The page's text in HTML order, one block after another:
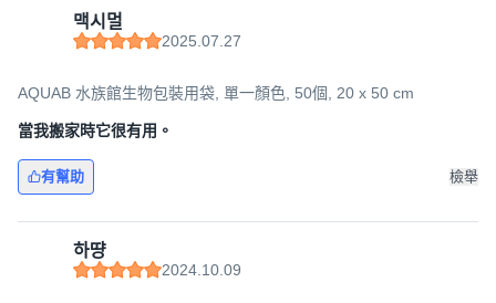
맥시멀
2025.07.27
AQUAB 水族館生物包裝用袋, 單一顏色, 50個, 20 x 50 cm
當我搬家時它很有用。
有幫助 檢舉
하땽
2024.10.09